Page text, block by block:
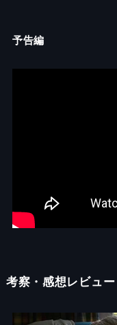
予告編
考察・感想レビュー